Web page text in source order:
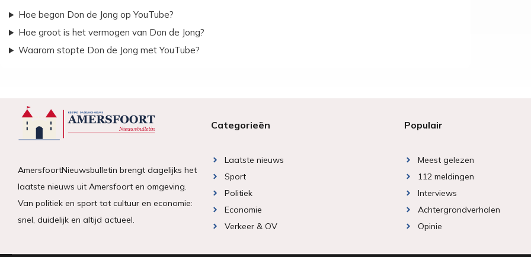
Hoe begon Don de Jong op YouTube?
Hoe groot is het vermogen van Don de Jong?
Waarom stopte Don de Jong met YouTube?
AmersfoortNieuwsbulletin brengt dagelijks het
laatste nieuws uit Amersfoort en omgeving.
Van politiek en sport tot cultuur en economie:
snel, duidelijk en altijd actueel.
Categorieën
Laatste nieuws
Sport
Politiek
Economie
Verkeer & OV
Populair
Meest gelezen
112 meldingen
Interviews
Achtergrondverhalen
Opinie